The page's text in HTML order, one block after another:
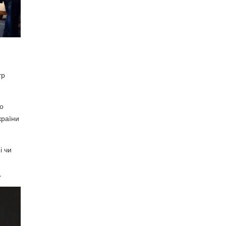
чи